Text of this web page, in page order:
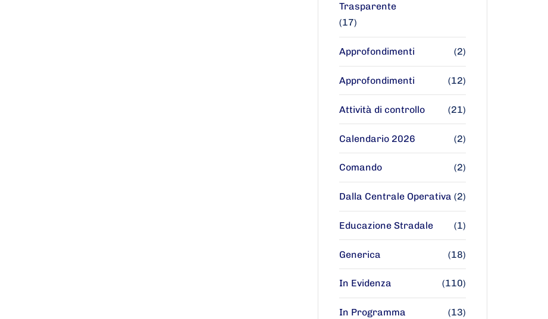
Trasparente
(17)
Approfondimenti (2)
Approfondimenti (12)
Attività di controllo (21)
Calendario 2026 (2)
Comando (2)
Dalla Centrale Operativa (2)
Educazione Stradale (1)
Generica (18)
In Evidenza (110)
In Programma (13)